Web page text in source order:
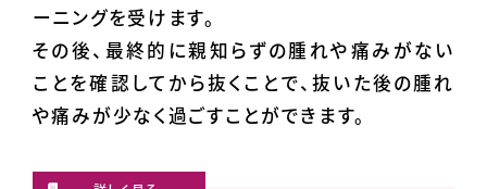
ーニングを受けます。
その後、最終的に親知らずの腫れや痛みがない
ことを確認してから抜くことで、抜いた後の腫れ
や痛みが少なく過ごすことができます。